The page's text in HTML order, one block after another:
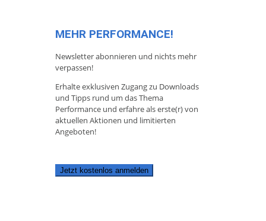
MEHR PERFORMANCE!
Newsletter abonnieren und nichts mehr
verpassen!
Erhalte exklusiven Zugang zu Downloads
und Tipps rund um das Thema
Performance und erfahre als erste(r) von
aktuellen Aktionen und limitierten
Angeboten!
Jetzt kostenlos anmelden